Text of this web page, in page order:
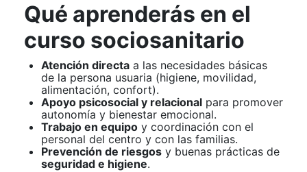
Qué aprenderás en el
curso sociosanitario
Atención directa a las necesidades básicas
de la persona usuaria (higiene, movilidad,
alimentación, confort).
Apoyo psicosocial y relacional para promover
autonomía y bienestar emocional.
Trabajo en equipo y coordinación con el
personal del centro y con las familias.
Prevención de riesgos y buenas prácticas de
seguridad e higiene.